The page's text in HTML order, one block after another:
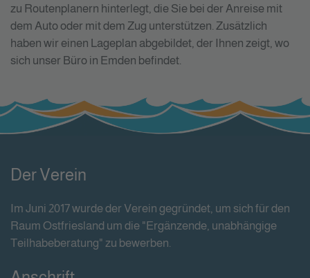
zu Routenplanern hinterlegt, die Sie bei der Anreise mit
dem Auto oder mit dem Zug unterstützen. Zusätzlich
haben wir einen Lageplan abgebildet, der Ihnen zeigt, wo
sich unser Büro in Emden befindet.
Der Verein
Im Juni 2017 wurde der Verein gegründet, um sich für den
Raum Ostfriesland um die "Ergänzende, unabhängige
Teilhabeberatung" zu bewerben.